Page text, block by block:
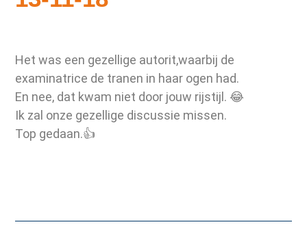
Het was een gezellige autorit,waarbij de
examinatrice de tranen in haar ogen had.
En nee, dat kwam niet door jouw rijstijl. 😂
Ik zal onze gezellige discussie missen.
Top gedaan.👍